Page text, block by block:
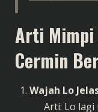
Arti
Cermin
Wajah Lo
Arti: Lo lagi